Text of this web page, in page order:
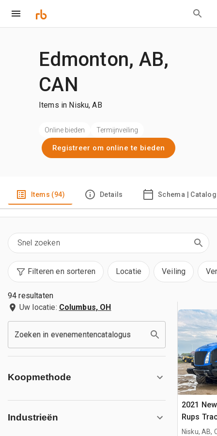
Edmonton, AB,
CAN
Items in Nisku, AB
Online bieden Termijnveiling
Registreer om online te bieden
Items (94) Details Schema |
Filteren en sorteren Locatie Veiling
94 resultaten
Uw locatie: Columbus, OH
Zoeken in evenementencatalogus
Koopmethode
Industrieën
2021
Rups
Nisku, AB,